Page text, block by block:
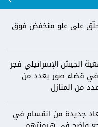
يحلّق على علو منخفض فوق
الجيش الإسرائيلي فجر
في قضاء صور بعدد من
من المنازل
جديدة من انقسام في